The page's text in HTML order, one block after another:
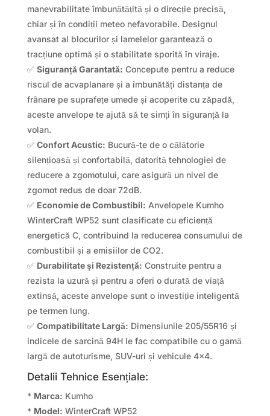
manevrabilitate îmbunătățită și o direcție precisă,
chiar și în condiții meteo nefavorabile. Designul
avansat al blocurilor și lamelelor garantează o
tracțiune optimă și o stabilitate sporită în viraje.
✅ Siguranță Garantată: Concepute pentru a reduce
riscul de acvaplanare și a îmbunătăți distanța de
frânare pe suprafețe umede și acoperite cu zăpadă,
aceste anvelope te ajută să te simți în siguranță la
volan.
✅ Confort Acustic: Bucură-te de o călătorie
silențioasă și confortabilă, datorită tehnologiei de
reducere a zgomotului, care asigură un nivel de
zgomot redus de doar 72dB.
✅ Economie de Combustibil: Anvelopele Kumho
WinterCraft WP52 sunt clasificate cu eficiență
energetică C, contribuind la reducerea consumului de
combustibil și a emisiilor de CO2.
✅ Durabilitate și Rezistență: Construite pentru a
rezista la uzură și pentru a oferi o durată de viață
extinsă, aceste anvelope sunt o investiție inteligentă
pe termen lung.
✅ Compatibilitate Largă: Dimensiunile 205/55R16 și
indicele de sarcină 94H le fac compatibile cu o gamă
largă de autoturisme, SUV-uri și vehicule 4×4.
Detalii Tehnice Esențiale:
* Marca: Kumho
* Model: WinterCraft WP52